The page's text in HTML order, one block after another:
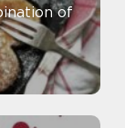
of